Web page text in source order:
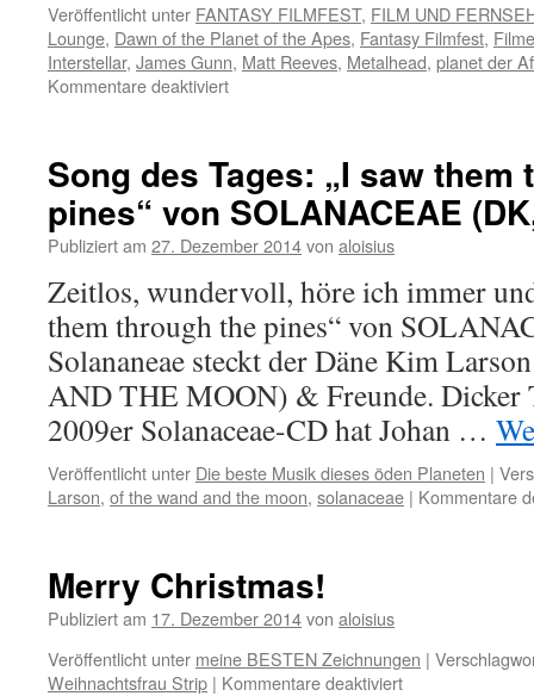
Veröffentlicht unter FANTASY FILMFEST, FILM UND
Lounge, Dawn of the Planet of the Apes, Fantasy Filmfest,
Interstellar, James Gunn, Matt Reeves, Metalhead, planet der
Kommentare deaktiviertfür
2014
Song des Tages: „I saw them
pines“ von SOLANACEAE
Publiziert am 27. Dezember 2014von aloisius
Zeitlos, wundervoll, höre ich immer
them through the pines“ von
Solananeae steckt der Däne Kim
AND THE MOON) & Freunde. Dicker
2009er Solanaceae-CD hat Johan …
Veröffentlicht unter Die beste Musik dieses öden Planeten |
Larson, of the wand and the moon, solanaceae | Kommentare
Merry Christmas!
Publiziert am 17. Dezember 2014von aloisius
Veröffentlicht unter meine BESTEN Zeichnungen |
Weihnachtsfrau Strip | Kommentare deaktiviertfür